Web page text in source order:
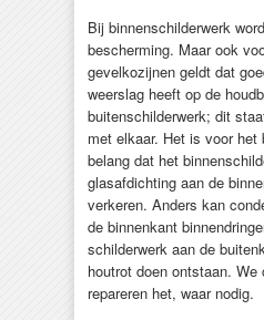
Bij binnenschilderwerk
bescherming. Maar ook
gevelkozijnen geldt dat
weerslag heeft op de
buitenschilderwerk; dit
met elkaar. Het is voor
belang dat het
glasafdichting aan de
verkeren. Anders kan
de binnenkant
schilderwerk aan de
houtrot doen ontstaan. We
repareren het, waar nodig.